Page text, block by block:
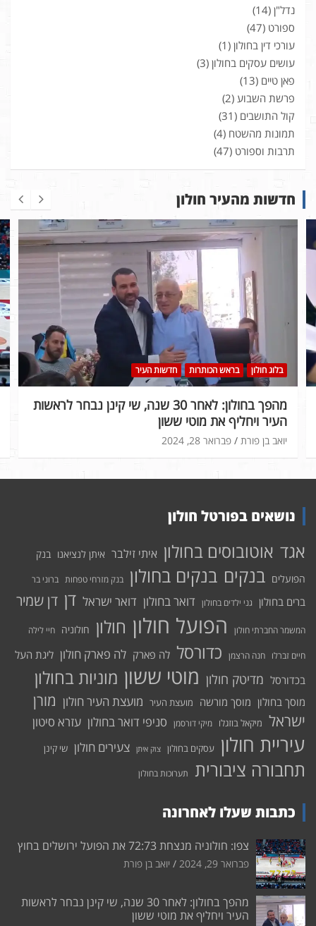
נדל"ן (14)
ספורט (47)
עורכי דין בחולון (1)
עושים עסקים בחולון (3)
פאן טיים (13)
פרשת השבוע (2)
קול התושבים (31)
תמונות מהשטח (4)
תרבות וספורט (47)
חדשות מהעיר חולון
בלוג חולון בראש הכותרות חדשות העיר
מהפך בחולון: לאחר 30 שנה, שי קינן נבחר לראשות
העיר ויחליף את מוטי ששון
פברואר 28, 2024 יואב בן פורת
נושאים בפורטל חולון
אגד אוטובוסים בחולון איתי זילבר איתן לנציאנו בנק
הפועלים בנקים בנקים בחולון בנק מזרחי טפחות ברוני בר
ברים בחולון גני ילדים בחולון דואר בחולון דואר ישראל דן דן שמיר
המשמר החברתי חולון הפועל חולון חולון חולוניה חיי לילה
חיים זברלו חנה הרצמן כדורסל לה פארק לה פארק חולון ליגת העל
בכדורסל מדיטק חולון מוטי ששון מוניות בחולון
מוסך בחולון מוסך מורשה מועצת העיר מועצת העיר חולון מורן
ישראל מיקאל בוזגלו מיקי דורסמן סניפי דואר בחולון עזרא סיטון
עיריית חולון עסקים בחולון צוק איתן צעירים חולון שי קינן
תחבורה ציבורית תערוכות בחולון
כתבות שעלו לאחרונה
צפו: חולוניה מנצחת 72:73 את הפועל ירושלים בחוץ
פברואר 29, 2024 יואב בן פורת
מהפך בחולון: לאחר 30 שנה, שי קינן נבחר לראשות
העיר ויחליף את מוטי ששון